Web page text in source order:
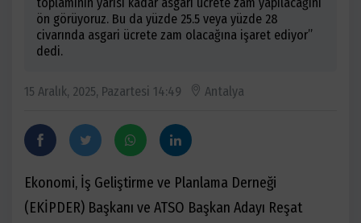
ön görüyoruz. Bu da yüzde 25.5 veya yüzde 28
civarında asgari ücrete zam olacağına işaret ediyor”
dedi.
15 Aralık, 2025, Pazartesi 14:49 Antalya
Ekonomi, İş Geliştirme ve Planlama Derneği
(EKİPDER) Başkanı ve ATSO Başkan Adayı Reşat